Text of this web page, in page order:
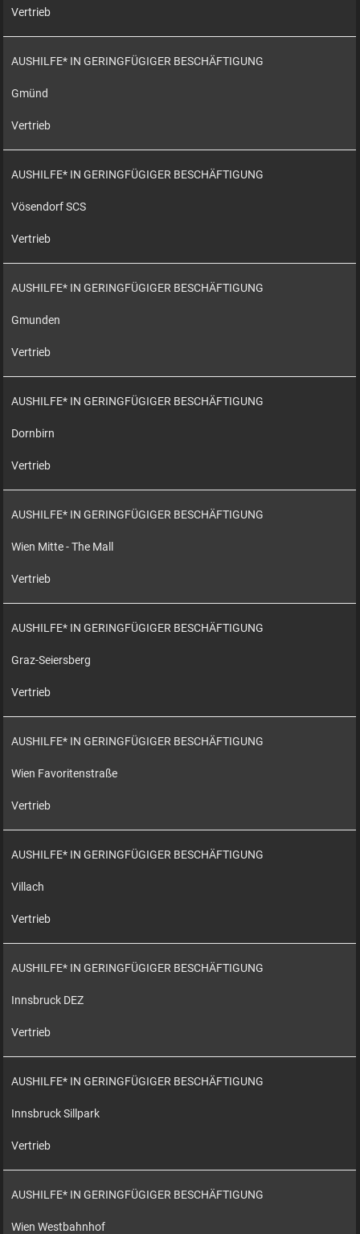
Vertrieb
AUSHILFE* IN GERINGFÜGIGER BESCHÄFTIGUNG
Gmünd
Vertrieb
AUSHILFE* IN GERINGFÜGIGER BESCHÄFTIGUNG
Vösendorf SCS
Vertrieb
AUSHILFE* IN GERINGFÜGIGER BESCHÄFTIGUNG
Gmunden
Vertrieb
AUSHILFE* IN GERINGFÜGIGER BESCHÄFTIGUNG
Dornbirn
Vertrieb
AUSHILFE* IN GERINGFÜGIGER BESCHÄFTIGUNG
Wien Mitte - The Mall
Vertrieb
AUSHILFE* IN GERINGFÜGIGER BESCHÄFTIGUNG
Graz-Seiersberg
Vertrieb
AUSHILFE* IN GERINGFÜGIGER BESCHÄFTIGUNG
Wien Favoritenstraße
Vertrieb
AUSHILFE* IN GERINGFÜGIGER BESCHÄFTIGUNG
Villach
Vertrieb
AUSHILFE* IN GERINGFÜGIGER BESCHÄFTIGUNG
Innsbruck DEZ
Vertrieb
AUSHILFE* IN GERINGFÜGIGER BESCHÄFTIGUNG
Innsbruck Sillpark
Vertrieb
AUSHILFE* IN GERINGFÜGIGER BESCHÄFTIGUNG
Wien Westbahnhof